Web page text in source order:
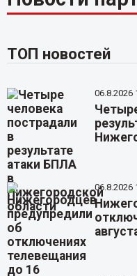
ТОП новостей
06.8.2026
06.8.2026